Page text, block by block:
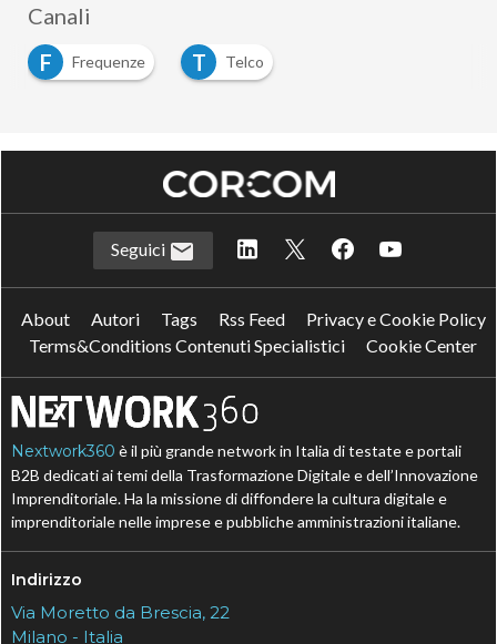
Canali
F
Frequenze T Telco
Seguici
About Autori Tags Rss Feed
Privacy e Cookie Policy
Terms&Conditions Contenuti Specialistici
Cookie Center
Nextwork360 è il più grande network in Italia di testate e portali
B2B dedicati ai temi della Trasformazione Digitale e dell’Innovazione
Imprenditoriale. Ha la missione di diffondere la cultura digitale e
imprenditoriale nelle imprese e pubbliche amministrazioni italiane.
Indirizzo
Via Moretto da Brescia, 22
Milano - Italia